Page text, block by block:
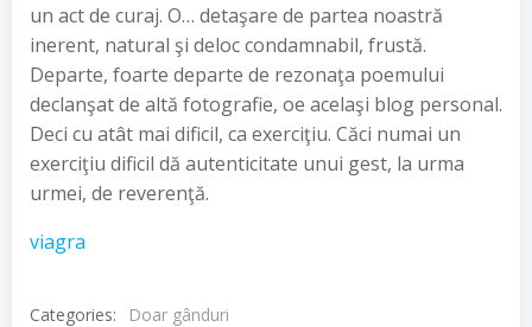
un act de curaj. O… detaşare de partea noastră
inerent, natural şi deloc condamnabil, frustă.
Departe, foarte departe de rezonaţa poemului
declanşat de altă fotografie, oe acelaşi blog personal.
Deci cu atât mai dificil, ca exerciţiu. Căci numai un
exerciţiu dificil dă autenticitate unui gest, la urma
urmei, de reverenţă.
viagra
Categories: Doar gânduri